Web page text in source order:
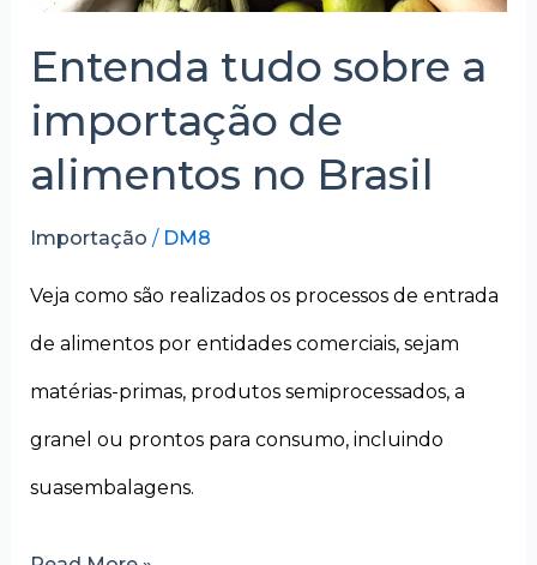
Entenda tudo sobre a
importação de
alimentos no Brasil
Importação / DM8
Veja como são realizados os processos de entrada
de alimentos por entidades comerciais, sejam
matérias-primas, produtos semiprocessados, a
granel ou prontos para consumo, incluindo
suasembalagens.